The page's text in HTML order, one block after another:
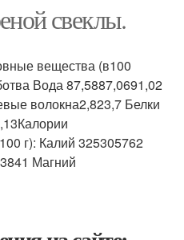
свеклы.
вещества (в100
Вода 87,5887,0691,02
волокна2,823,7 Белки
г): Калий 325305762
Магний